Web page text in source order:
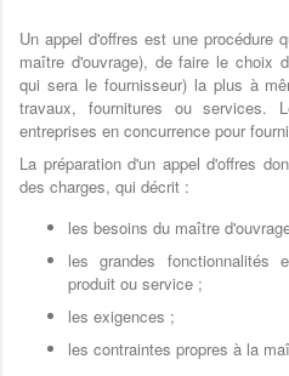
Un appel d'offres est une procédure
maître d'ouvrage), de faire le choix
qui sera le fournisseur) la plus à
travaux, fournitures ou services.
entreprises en concurrence pour
La préparation d'un appel d'offres
des charges, qui décrit :
les besoins du maître
les grandes
produit ou service ;
les exigences ;
les contraintes propres à la